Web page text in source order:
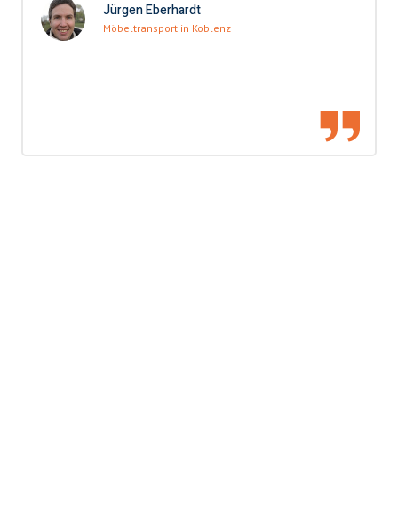
Jürgen Eberhardt
Möbeltransport in Koblenz